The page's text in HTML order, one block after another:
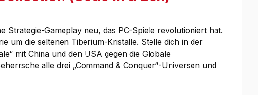
Strategie-Gameplay neu, das PC-Spiele revolutioniert hat.
um die seltenen Tiberium-Kristalle. Stelle dich in der
mit China und den USA gegen die Globale
alle drei „Command & Conquer“-Universen und